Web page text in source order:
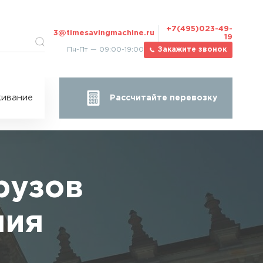
3@timesavingmachine.ru
+7(495)023-49-
19
Пн-Пт — 09:00-19:00
Закажите звонок
Рассчитайте перевозку